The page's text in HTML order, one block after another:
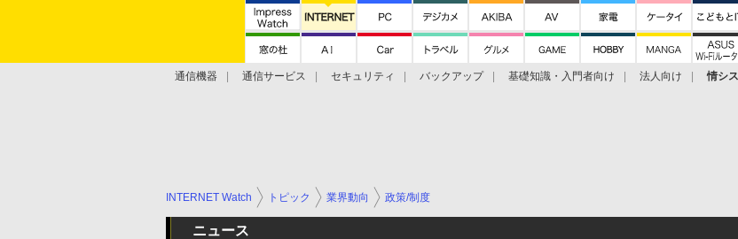
通信機器 通信サービス セキュリティ バックアップ 基礎知識・入門者向け 法人向け 情シ
INTERNET Watch トピック 業界動向 政策/制度
ニュース